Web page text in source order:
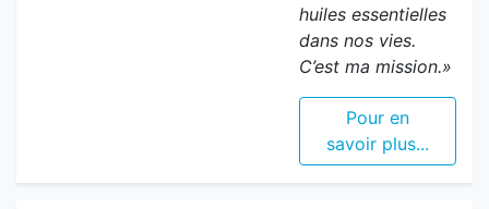
huiles essentielles
dans nos vies.
C’est ma mission.»
Pour en
savoir plus...